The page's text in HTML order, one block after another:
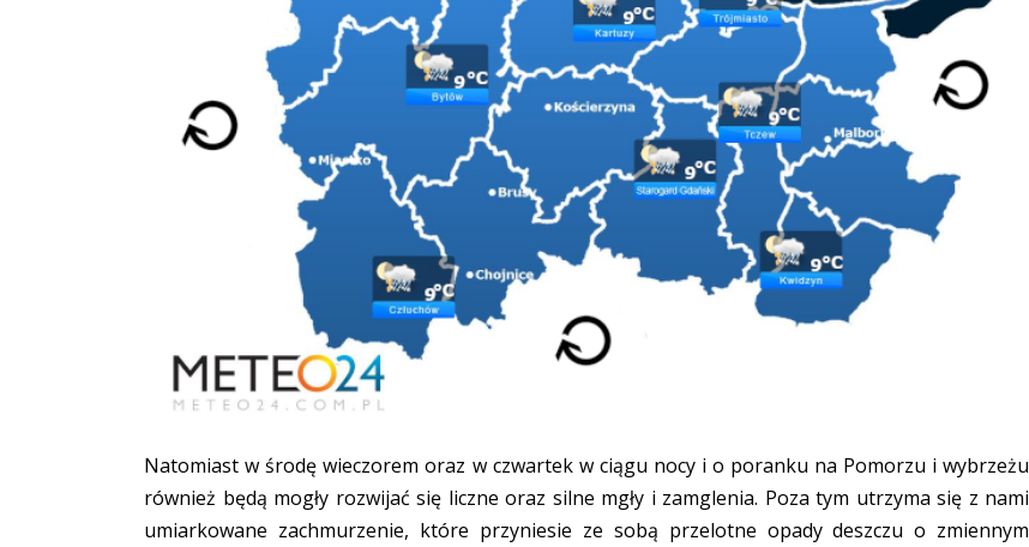
Natomiast w środę wieczorem oraz w czwartek w ciągu nocy i o poranku na Pomorzu i wybrzeżu
również będą mogły rozwijać się liczne oraz silne mgły i zamglenia. Poza tym utrzyma się z nami
umiarkowane zachmurzenie, które przyniesie ze sobą przelotne opady deszczu o zmiennym